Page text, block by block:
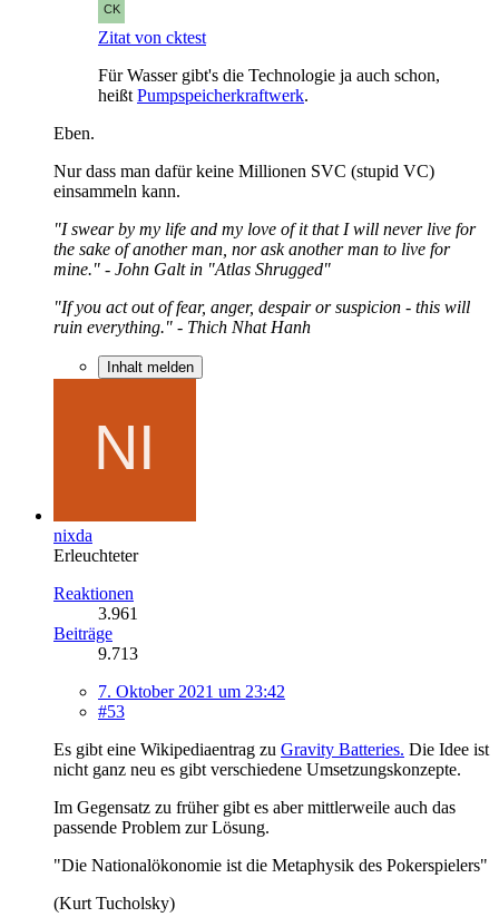
Zitat von cktest
Für Wasser gibt's die Technologie ja auch schon,
heißt Pumpspeicherkraftwerk.
Eben.
Nur dass man dafür keine Millionen SVC (stupid VC)
einsammeln kann.
"I swear by my life and my love of it that I will never live for
the sake of another man, nor ask another man to live for
mine." - John Galt in "Atlas Shrugged"
"If you act out of fear, anger, despair or suspicion - this will
ruin everything." - Thich Nhat Hanh
Inhalt melden
nixda
Erleuchteter
Reaktionen
3.961
Beiträge
9.713
7. Oktober 2021 um 23:42
#53
Es gibt eine Wikipediaentrag zu Gravity Batteries. Die Idee ist
nicht ganz neu es gibt verschiedene Umsetzungskonzepte.
Im Gegensatz zu früher gibt es aber mittlerweile auch das
passende Problem zur Lösung.
"Die Nationalökonomie ist die Metaphysik des Pokerspielers"
(Kurt Tucholsky)